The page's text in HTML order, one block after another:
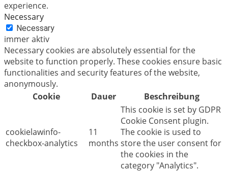
experience.
Necessary
Necessary
immer aktiv
Necessary cookies are absolutely essential for the
website to function properly. These cookies ensure basic
functionalities and security features of the website,
anonymously.
Cookie
Dauer Beschreibung
cookielawinfo-
checkbox-analytics
11
months
This cookie is set by GDPR
Cookie Consent plugin.
The cookie is used to
store the user consent for
the cookies in the
category "Analytics".